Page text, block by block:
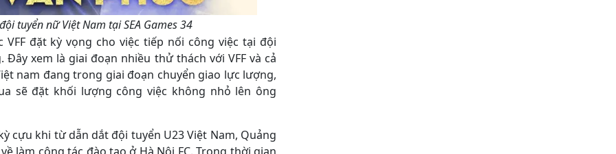
tuyển nữ Việt Nam tại SEA Games 34
đặt kỳ vọng cho việc tiếp nối công việc tại đội
xem là giai đoạn nhiều thử thách với VFF và cả
nam đang trong giai đoạn chuyển giao lực lượng,
sẽ đặt khối lượng công việc không nhỏ lên ông
cựu khi từ dẫn dắt đội tuyển U23 Việt Nam, Quảng